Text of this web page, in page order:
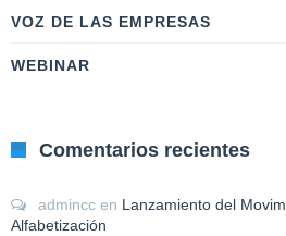
VOZ DE LAS EMPRESAS
WEBINAR
Comentarios recientes
admincc en Lanzamiento del
Alfabetización